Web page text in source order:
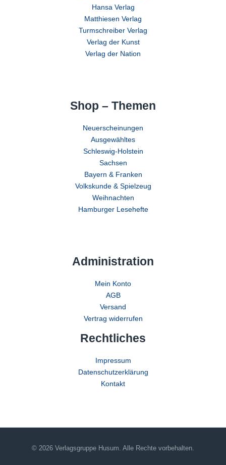
Hansa Verlag
Matthiesen Verlag
Turmschreiber Verlag
Verlag der Kunst
Verlag der Nation
Shop – Themen
Neuerscheinungen
Ausgewähltes
Schleswig-Holstein
Sachsen
Bayern & Franken
Volkskunde & Spielzeug
Weihnachten
Hamburger Lesehefte
Administration
Mein Konto
AGB
Versand
Vertrag widerrufen
Rechtliches
Impressum
Datenschutzerklärung
Kontakt
© 2026 Verlagsgruppe Husum. Alle Rechte vorbehalten.